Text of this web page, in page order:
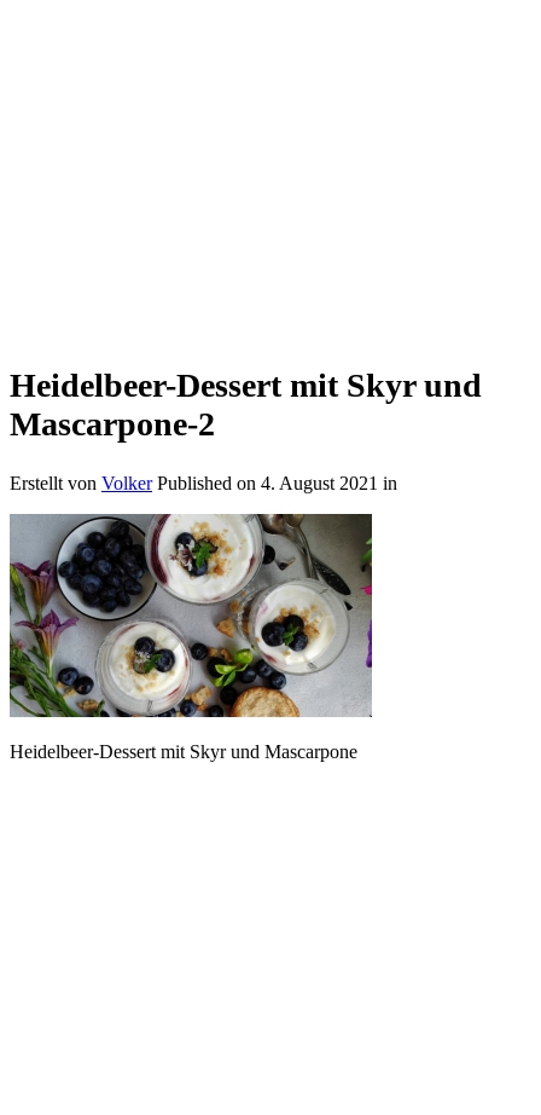
Heidelbeer-Dessert mit Skyr und
Mascarpone-2
Erstellt von Volker Published on 4. August 2021 in
Heidelbeer-Dessert mit Skyr und Mascarpone